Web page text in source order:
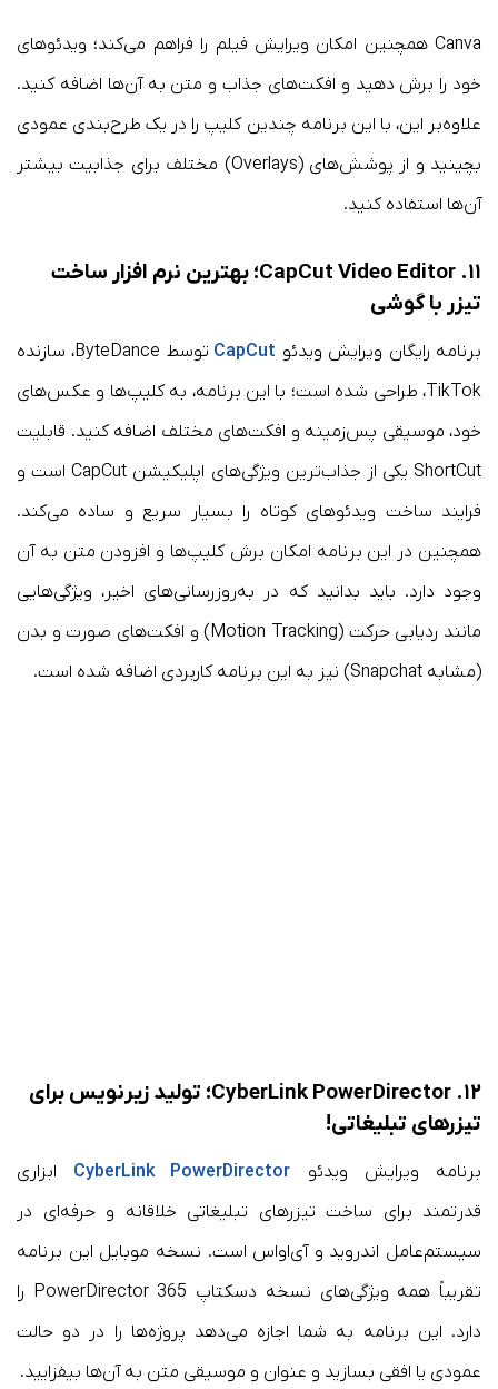
Canva همچنین امکان ویرایش فیلم را فراهم می‌کند؛ ویدئوهای
خود را برش دهید و افکت‌های جذاب و متن به آن‌ها اضافه کنید.
علاوه‌بر این، با این برنامه چندین کلیپ را در یک طرح‌بندی عمودی
بچینید و از پوشش‌های (Overlays) مختلف برای جذابیت بیشتر
آن‌ها استفاده کنید.
۱۱. CapCut Video Editor؛ بهترین نرم افزار ساخت
تیزر با گوشی
برنامه رایگان ویرایش ویدئو CapCut
توسط ByteDance، سازنده
TikTok، طراحی شده است؛ با این برنامه، به کلیپ‌ها و عکس‌های
خود، موسیقی پس‌زمینه و افکت‌های مختلف اضافه کنید. قابلیت
ShortCut یکی از جذاب‌ترین ویژگی‌های اپلیکیشن CapCut است و
فرایند ساخت ویدئوهای کوتاه را بسیار سریع و ساده می‌کند.
همچنین در این برنامه امکان برش کلیپ‌ها و افزودن متن به آن
وجود دارد. باید بدانید که در به‌روزرسانی‌های اخیر، ویژگی‌هایی
مانند ردیابی حرکت (Motion Tracking) و افکت‌های صورت و بدن
(مشابه Snapchat) نیز به این برنامه کاربردی اضافه شده است.
۱۲. CyberLink PowerDirector؛ تولید زیرنویس برای
تیزرهای تبلیغاتی!
برنامه ویرایش ویدئو CyberLink PowerDirector ابزاری
قدرتمند برای ساخت تیزرهای تبلیغاتی خلاقانه و حرفه‌ای در
سیستم‌عامل اندروید و آی‌اواس است. نسخه موبایل این برنامه
تقریباً همه ویژگی‌های نسخه دسکتاپ PowerDirector 365 را
دارد. این برنامه به شما اجازه می‌دهد پروژه‌ها را در دو حالت
عمودی یا افقی بسازید و عنوان و موسیقی متن به آن‌ها بیفزایید.